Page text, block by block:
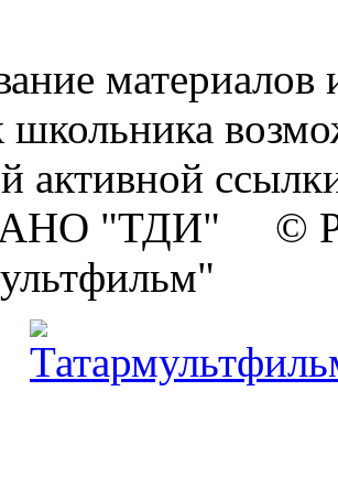
материалов
школьника
активной
"ТДИ" ©